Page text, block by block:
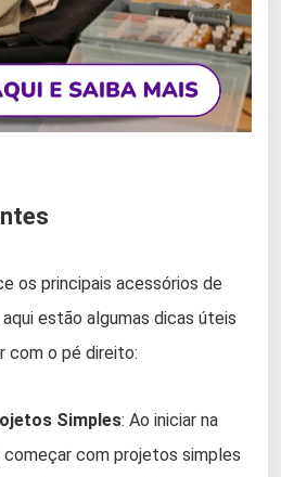
os principais acessórios de
estão algumas dicas úteis
com o pé direito:
Simples: Ao iniciar na
com projetos simples